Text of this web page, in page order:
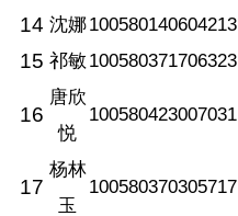
14 沈娜100580140604213
15 祁敏 100580371706323
16
唐欣
悦
100580423007031
17
杨林
玉
100580370305717